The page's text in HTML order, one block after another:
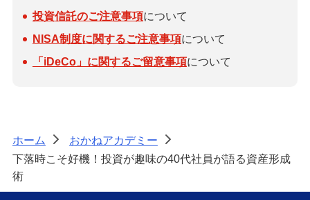
投資信託のご注意事項について
NISA制度に関するご注意事項について
「iDeCo」に関するご留意事項について
ホーム > おかねアカデミー
>
下落時こそ好機！投資が趣味の40代社員が語る資産形成
術